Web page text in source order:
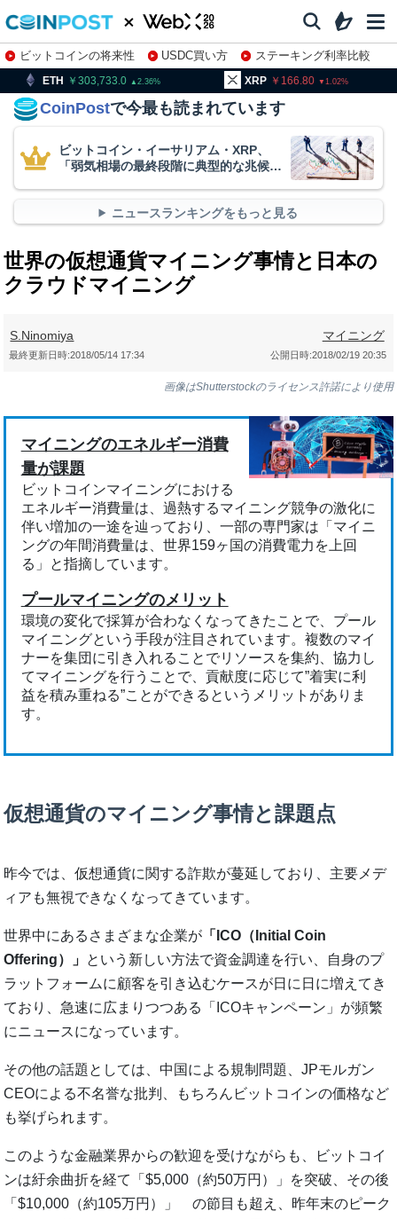
ビットコインの将来性 USDC買い方
ステーキング利率比較
株特集・関連銘柄
2.36 166.80 1.02
CoinPostで今最も読まれています
ビットコイン・イーサリアム・XRP、
「弱気相場の最終段階に典型的な兆候」
ニュースランキングをもっと見る
世界の仮想通貨マイニング事情と日本の
クラウドマイニング
S.Ninomiya マイニング
公開日時:2018/02/19 20:35
最終更新日時:2018/05/14 17:34
画像はShutterstockのライセンス許諾により使用
マイニングのエネルギー消費
量が課題
ビットコインマイニングにおける
エネルギー消費量は、過熱するマイニング競争の激化に
伴い増加の一途を辿っており、一部の専門家は「マイニ
ングの年間消費量は、世界159ヶ国の消費電力を上回
る」と指摘しています。
プールマイニングのメリット
環境の変化で採算が合わなくなってきたことで、プール
マイニングという手段が注目されています。複数のマイ
ナーを集団に引き入れることでリソースを集約、協力し
てマイニングを行うことで、貢献度に応じて”着実に利
益を積み重ねる”ことができるというメリットがありま
す。
仮想通貨のマイニング事情と課題点
昨今では、仮想通貨に関する詐欺が蔓延しており、主要メデ
ィアも無視できなくなってきています。
世界中にあるさまざまな企業が 「ICO（Initial Coin
Offering）」 という新しい方法で資金調達を行い、自身のプ
ラットフォームに顧客を引き込むケースが日に日に増えてき
ており、急速に広まりつつある「ICOキャンペーン」が頻繁
にニュースになっています。
その他の話題としては、中国による規制問題、JPモルガン
CEOによる不名誉な批判、もちろんビットコインの価格など
も挙げられます。
このような金融業界からの歓迎を受けながらも、ビットコイ
ンは紆余曲折を経て「$5,000（約50万円）」を突破、その後
「$10,000（約105万円）」 の節目も超え、昨年末のピーク